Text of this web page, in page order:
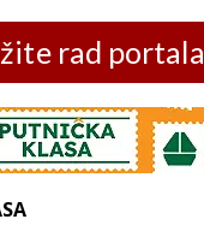
rad portala